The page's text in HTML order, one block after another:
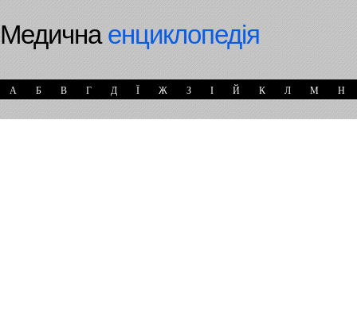
Медичнаенциклопедія
А Б В Г Д Ї Ж З І Й К Л М Н